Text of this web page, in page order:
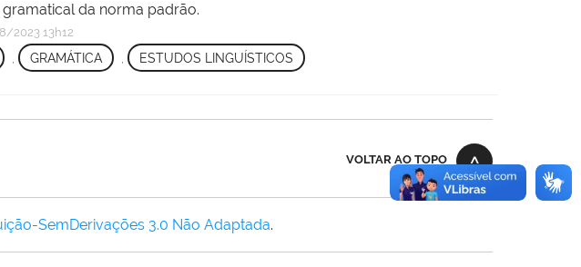
da norma padrão.
2023 13h12
, GRAMÁTICA , ESTUDOS LINGUÍSTICOS
VOLTAR AO TOPO
SemDerivações 3.0 Não Adaptada.